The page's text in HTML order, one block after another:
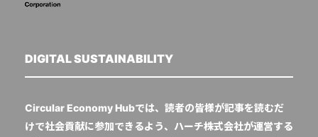
DIGITAL SUSTAINABILITY
Circular Economy Hubでは、読者の皆様が記事を読むだ
けで社会貢献に参加できるよう、ハーチ株式会社が運営する